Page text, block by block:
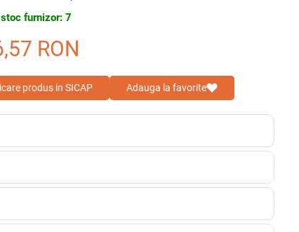
furnizor: 7
RON
produs in SICAP Adauga la favorite